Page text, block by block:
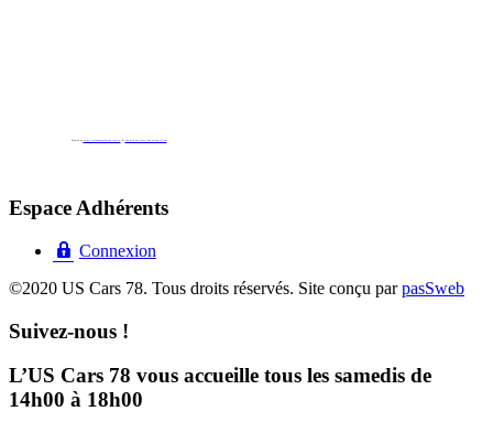
Powered by &
Espace Adhérents
Connexion
©2020 US Cars 78. Tous droits réservés. Site conçu parpasSweb
Suivez-nous !
L’US Cars 78 vous accueille tous les samedis de
14h00 à 18h00